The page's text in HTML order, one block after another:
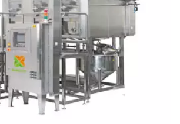
A
PROCESUL
A
CUM SĂ FACI
REALIZAREA